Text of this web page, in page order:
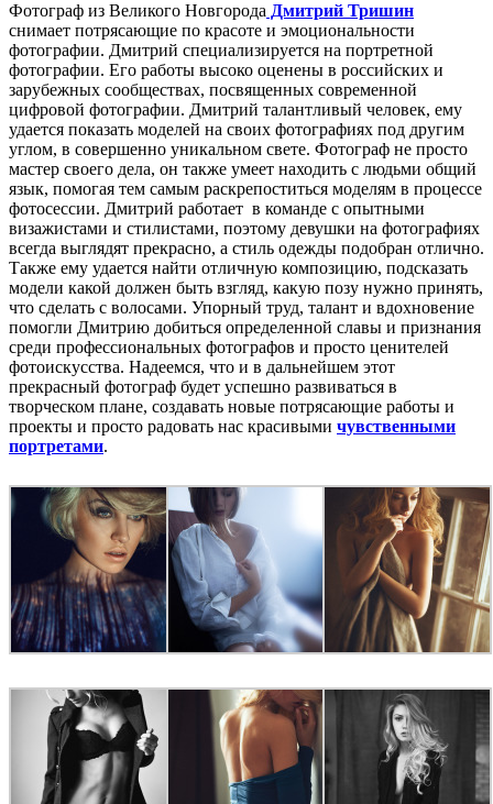
Фотограф из Великого Новгорода Дмитрий Тришин
снимает потрясающие по красоте и эмоциональности
фотографии. Дмитрий специализируется на портретной
фотографии. Его работы высоко оценены в российских и
зарубежных сообществах, посвященных современной
цифровой фотографии. Дмитрий талантливый человек, ему
удается показать моделей на своих фотографиях под другим
углом, в совершенно уникальном свете. Фотограф не просто
мастер своего дела, он также умеет находить с людьми общий
язык, помогая тем самым раскрепоститься моделям в процессе
фотосессии. Дмитрий работает в команде с опытными
визажистами и стилистами, поэтому девушки на фотографиях
всегда выглядят прекрасно, а стиль одежды подобран отлично.
Также ему удается найти отличную композицию, подсказать
модели какой должен быть взгляд, какую позу нужно принять,
что сделать с волосами. Упорный труд, талант и вдохновение
помогли Дмитрию добиться определенной славы и признания
среди профессиональных фотографов и просто ценителей
фотоискусства. Надеемся, что и в дальнейшем этот
прекрасный фотограф будет успешно развиваться в
творческом плане, создавать новые потрясающие работы и
проекты и просто радовать нас красивыми чувственными
портретами.